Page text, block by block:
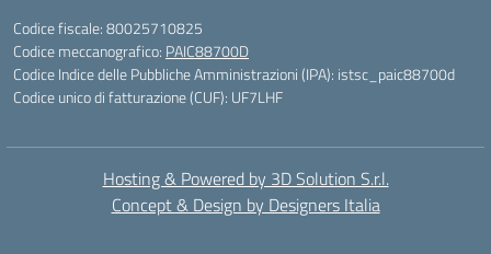
Codice fiscale: 80025710825
Codice meccanografico: PAIC88700D
Codice Indice delle Pubbliche Amministrazioni (IPA): istsc_paic88700d
Codice unico di fatturazione (CUF): UF7LHF
Hosting & Powered by 3D Solution S.r.l.
Concept & Design by Designers Italia